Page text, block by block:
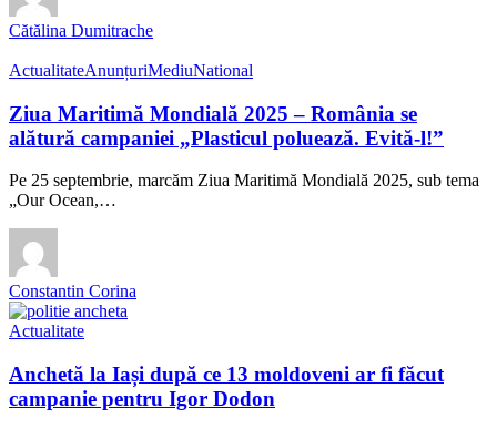
Cătălina Dumitrache
ActualitateAnunțuriMediuNational
Ziua Maritimă Mondială 2025 – România se
alătură campaniei „Plasticul poluează. Evită-l!”
Pe 25 septembrie, marcăm Ziua Maritimă Mondială 2025, sub tema
„Our Ocean,…
Constantin Corina
Actualitate
Anchetă la Iași după ce 13 moldoveni ar fi făcut
campanie pentru Igor Dodon